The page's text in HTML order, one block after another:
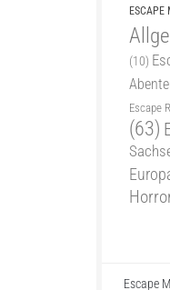
ESCAPE
(10)
Escape
(63)
Escape